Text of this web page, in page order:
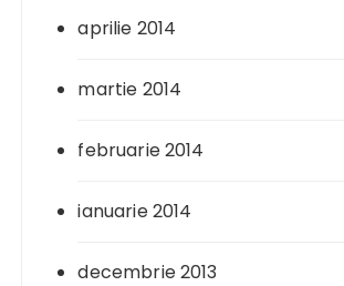
aprilie 2014
martie 2014
februarie 2014
ianuarie 2014
decembrie 2013